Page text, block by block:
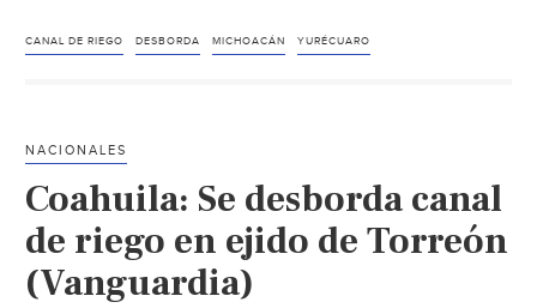
desborda
por
tromba
Yurécuaro
(El
CANAL DE RIEGO DESBORDA MICHOACÁN YURÉCUARO
NACIONALES
Coahuila: Se desborda canal
de riego en ejido de Torreón
(Vanguardia)